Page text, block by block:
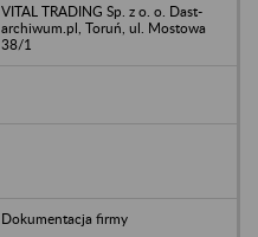
VITAL TRADING Sp. z o. o. Dast-
archiwum.pl, Toruń, ul. Mostowa
38/1
Dokumentacja firmy